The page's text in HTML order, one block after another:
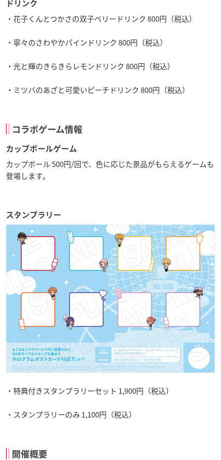
ドリンク
・花子くんとつかさの双子ベリードリンク 800円（税込）
・寧々のさわやかパインドリンク 800円（税込）
・光と輝のきらきらレモンドリンク 800円（税込）
・ミツバのあざと可愛いピーチドリンク 800円（税込）
コラボゲーム情報
カップボールゲーム
カップボール 500円/回で、色に応じた景品がもらえるゲームも
登場します。
スタンプラリー
・特典付きスタンプラリーセット 1,900円（税込）
・スタンプラリーのみ 1,100円（税込）
開催概要